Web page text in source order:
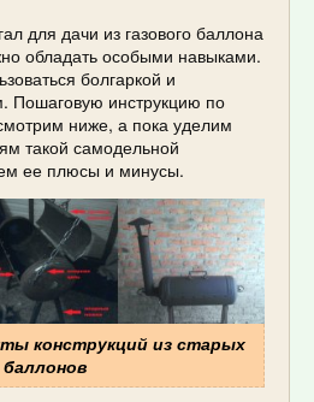
для дачи из газового баллона
обладать особыми навыками.
болгаркой и
Пошаговую инструкцию по
ниже, а пока уделим
такой самодельной
ее плюсы и минусы.
конструкций из старых
баллонов